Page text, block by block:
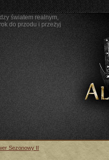
światem realnym,
do przodu i przeżyj
Sezonowy II